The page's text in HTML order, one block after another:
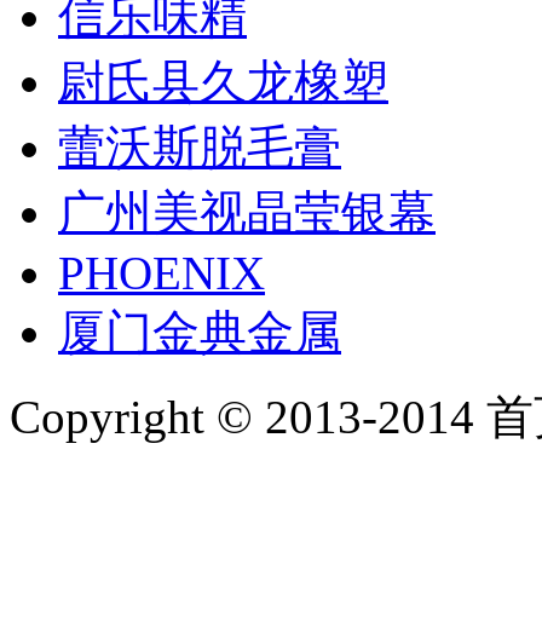
信乐味精
尉氏县久龙橡塑
蕾沃斯脱毛膏
广州美视晶莹银幕
PHOENIX
厦门金典金属
Copyright © 2013-2014